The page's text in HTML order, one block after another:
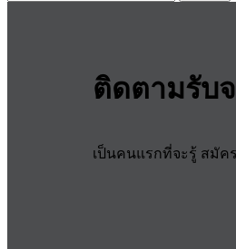
ติดตามรับ
เป็นคนแรกที่จะรู้ สมัค